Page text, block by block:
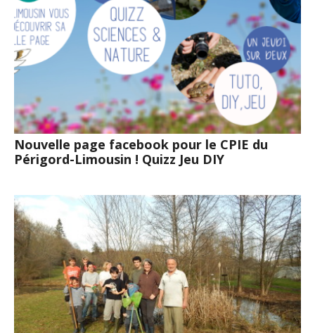
Nouvelle page facebook pour le CPIE du
Périgord-Limousin ! Quizz Jeu DIY